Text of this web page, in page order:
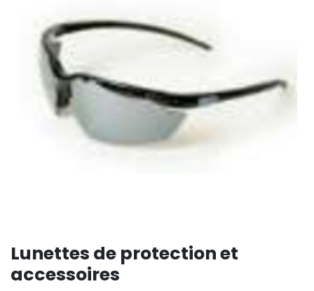
Lunettes de protection et
accessoires